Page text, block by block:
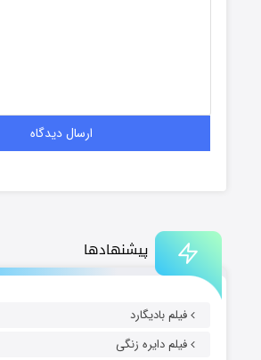
پیشنهادها
فیلم بادیگارد
فیلم دایره زنگی